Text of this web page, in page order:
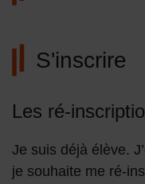
S'inscrire
Les ré-
Je suis déjà élève.
je souhaite me ré-